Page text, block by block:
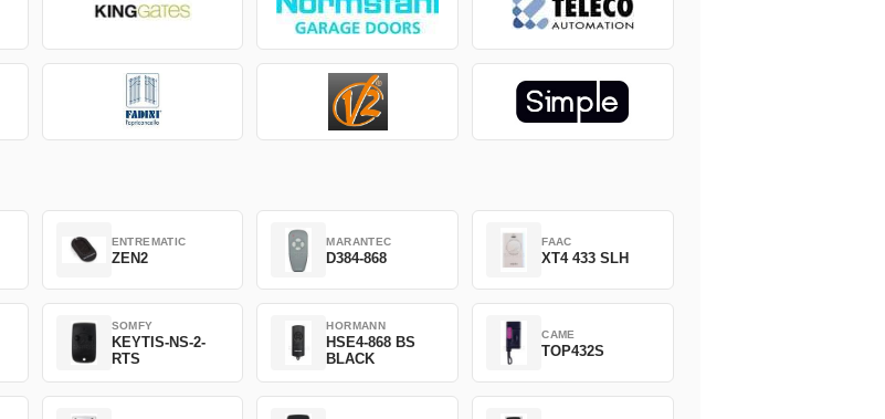
ENTREMATIC
ZEN2
MARANTEC
D384-868
FAAC
XT4 433 SLH
SOMFY
KEYTIS-NS-2-
RTS
HORMANN
HSE4-868 BS
BLACK
CAME
TOP432S